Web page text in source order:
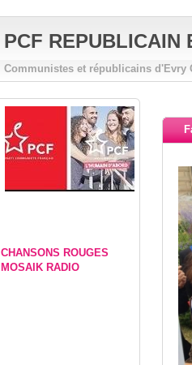
PCF
Communistes et républicains d'Evry
CHANSONS ROUGES
MOSAIK RADIO